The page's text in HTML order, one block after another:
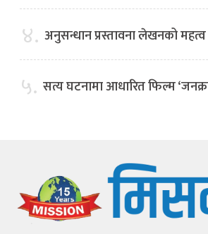
४. अनुसन्धान प्रस्तावना लेखनको महत्व
५. सत्य घटनामा आधारित फिल्म